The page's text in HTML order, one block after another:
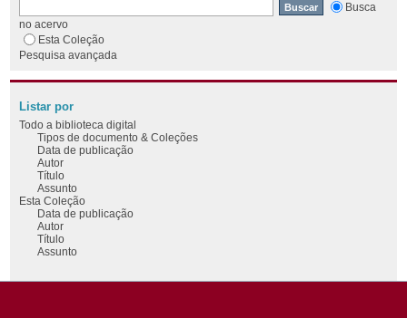
Busca
no acervo
Esta Coleção
Pesquisa avançada
Listar por
Todo a biblioteca digital
Tipos de documento & Coleções
Data de publicação
Autor
Título
Assunto
Esta Coleção
Data de publicação
Autor
Título
Assunto